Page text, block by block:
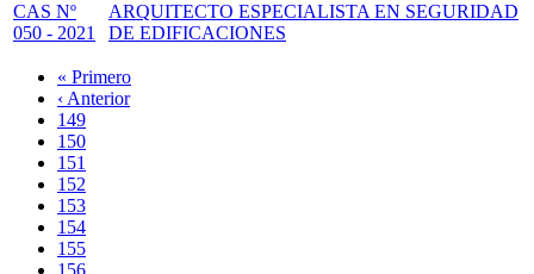
CAS Nº
050 - 2021
ARQUITECTO ESPECIALISTA EN SEGURIDAD
DE EDIFICACIONES
Paginación
Primera
página
« Primero
Página
anterior
‹ Anterior
Page
149
Page
150
Page
151
Page
152
Página
actual
153
Page
154
Page
155